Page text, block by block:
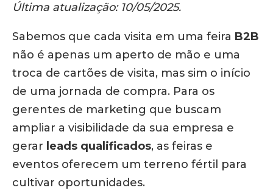
Última atualização: 10/05/2025.
Sabemos que cada visita em uma feira B2B
não é apenas um aperto de mão e uma
troca de cartões de visita, mas sim o início
de uma jornada de compra. Para os
gerentes de marketing que buscam
ampliar a visibilidade da sua empresa e
gerar leads qualificados, as feiras e
eventos oferecem um terreno fértil para
cultivar oportunidades.